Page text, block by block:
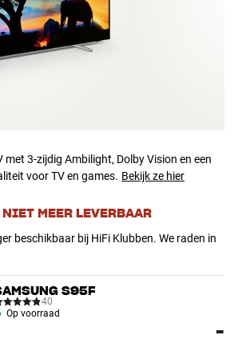
met 3-zijdig Ambilight, Dolby Vision en een
voor TV en games. Bekijk ze hier
MEER LEVERBAAR
beschikbaar bij HiFi Klubben. We raden in
S95F
40
Op voorraad
-